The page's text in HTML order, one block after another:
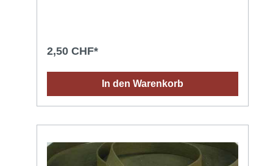
2,50 CHF*
In den Warenkorb